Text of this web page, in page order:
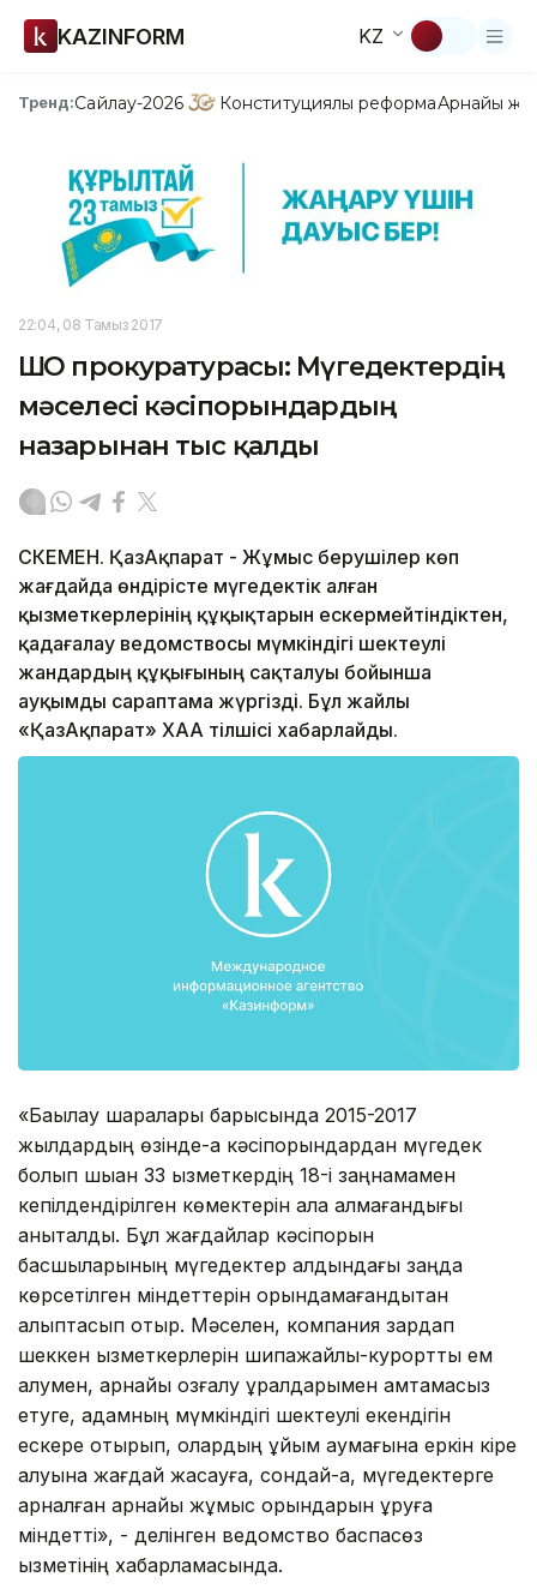
KAZINFORM KZ
Тренд:Сайлау-2026 Конституциялық реформаАрнайы
22:04, 08 Тамыз 2017
ШҚО прокуратурасы: Мүгедектердің
мәселесі кәсіпорындардың
назарынан тыс қалды
ӨСКЕМЕН. ҚазАқпарат - Жұмыс берушілер көп
жағдайда өндірісте мүгедектік алған
қызметкерлерінің құқықтарын ескермейтіндіктен,
қадағалау ведомствосы мүмкіндігі шектеулі
жандардың құқығының сақталуы бойынша
ауқымды сараптама жүргізді. Бұл жайлы
«ҚазАқпарат» ХАА тілшісі хабарлайды.
«Бақылау шаралары барысында 2015-2017
жылдардың өзінде-ақ кәсіпорындардан мүгедек
болып шыққан 33 қызметкердің 18-і заңнамамен
кепілдендірілген көмектерін ала алмағандығы
анықталды. Бұл жағдайлар кәсіпорын
басшыларының мүгедектер алдындағы заңда
көрсетілген міндеттерін орындамағандықтан
қалыптасып отыр. Мәселен, компания зардап
шеккен қызметкерлерін шипажайлық-курорттық ем
алумен, арнайы қозғалу құралдарымен қамтамасыз
етуге, адамның мүмкіндігі шектеулі екендігін
ескере отырып, олардың ұйым аумағына еркін кіре
алуына жағдай жасауға, сондай-ақ, мүгедектерге
арналған арнайы жұмыс орындарын құруға
міндетті», - делінген ведомство баспасөз
қызметінің хабарламасында.